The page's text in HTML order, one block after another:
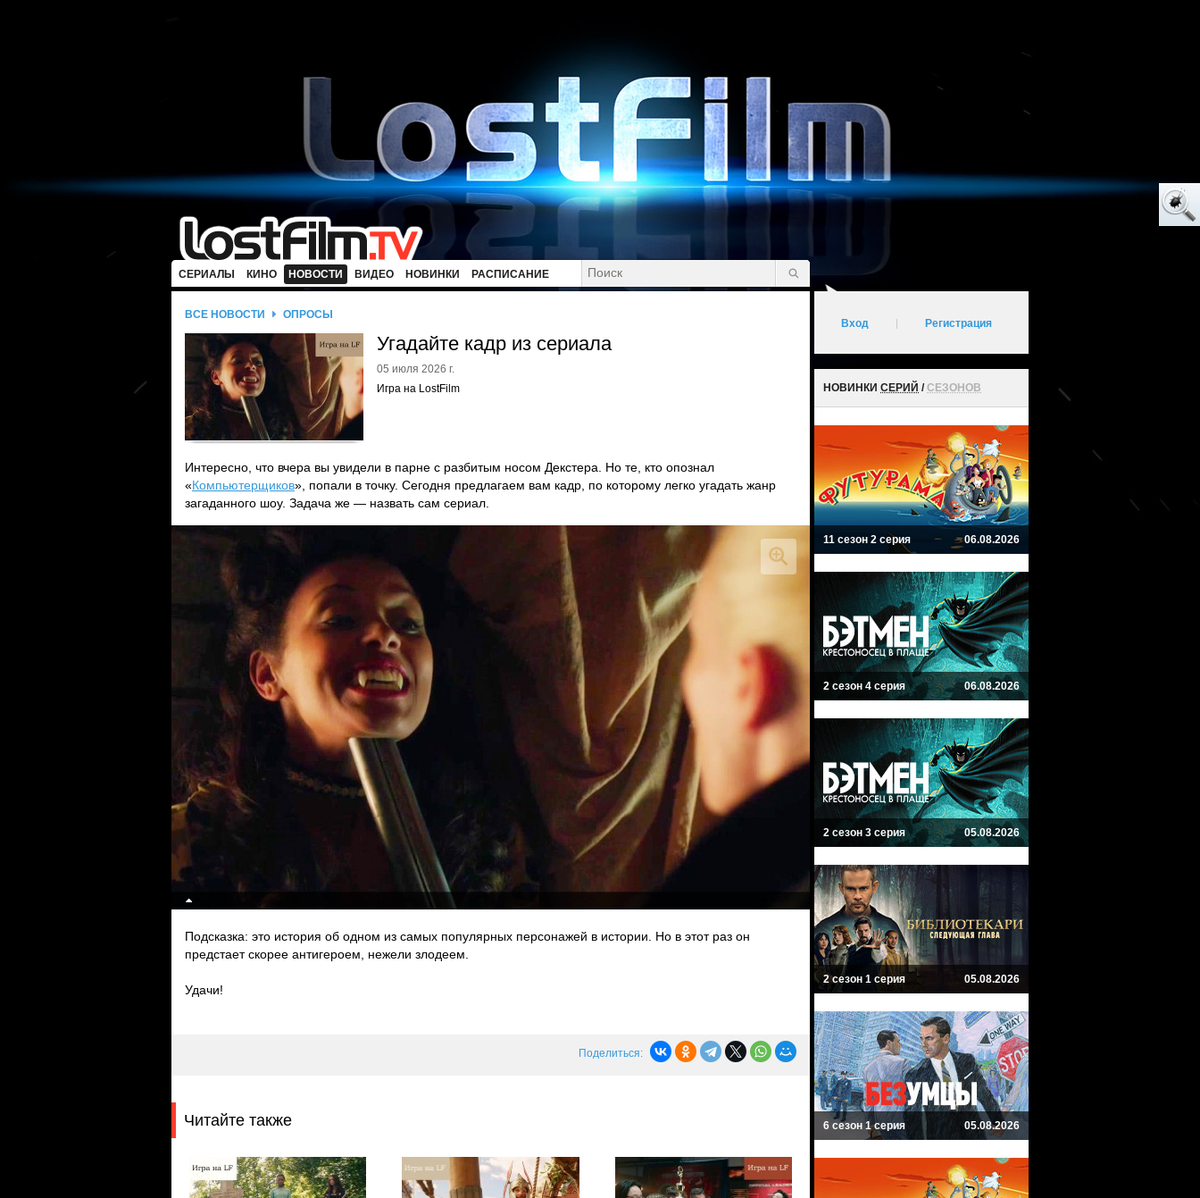
СЕРИАЛЫ КИНО НОВОСТИ ВИДЕО НОВИНКИ РАСПИСАНИЕ
ВСЕ НОВОСТИ ОПРОСЫ
Угадайте кадр из сериала
05 июля 2026 г.
Игра на LostFilm
Интересно, что вчера вы увидели в парне с разбитым носом Декстера. Но те, кто опознал
«Компьютерщиков», попали в точку. Сегодня предлагаем вам кадр, по которому легко угадать жанр
загаданного шоу. Задача же — назвать сам сериал.
Подсказка: это история об одном из самых популярных персонажей в истории. Но в этот раз он
предстает скорее антигероем, нежели злодеем.
Удачи!
Поделиться:
Читайте также
Вход Регистрация
НОВИНКИ СЕРИЙ /СЕЗОНОВ
11 сезон 2 серия 06.08.2026
2 сезон 4 серия 06.08.2026
2 сезон 3 серия 05.08.2026
2 сезон 1 серия 05.08.2026
6 сезон 1 серия 05.08.2026